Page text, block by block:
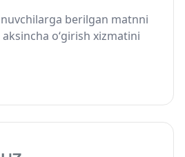
berilgan matnni
o‘girish xizmatini